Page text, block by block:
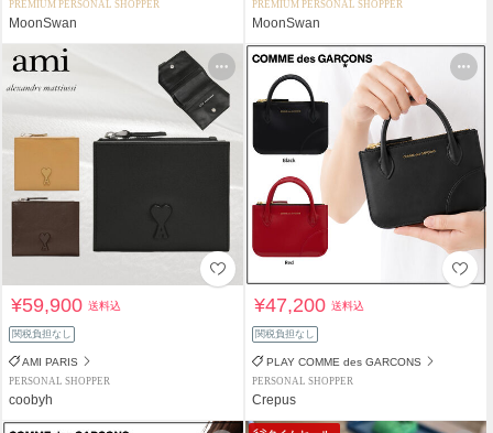
PREMIUM PERSONAL SHOPPER
MoonSwan
PREMIUM PERSONAL SHOPPER
MoonSwan
¥59,900送料込
関税負担なし
AMI PARIS
PERSONAL SHOPPER
coobyh
¥47,200送料込
関税負担なし
PLAY COMME des GARCONS
PERSONAL SHOPPER
Crepus